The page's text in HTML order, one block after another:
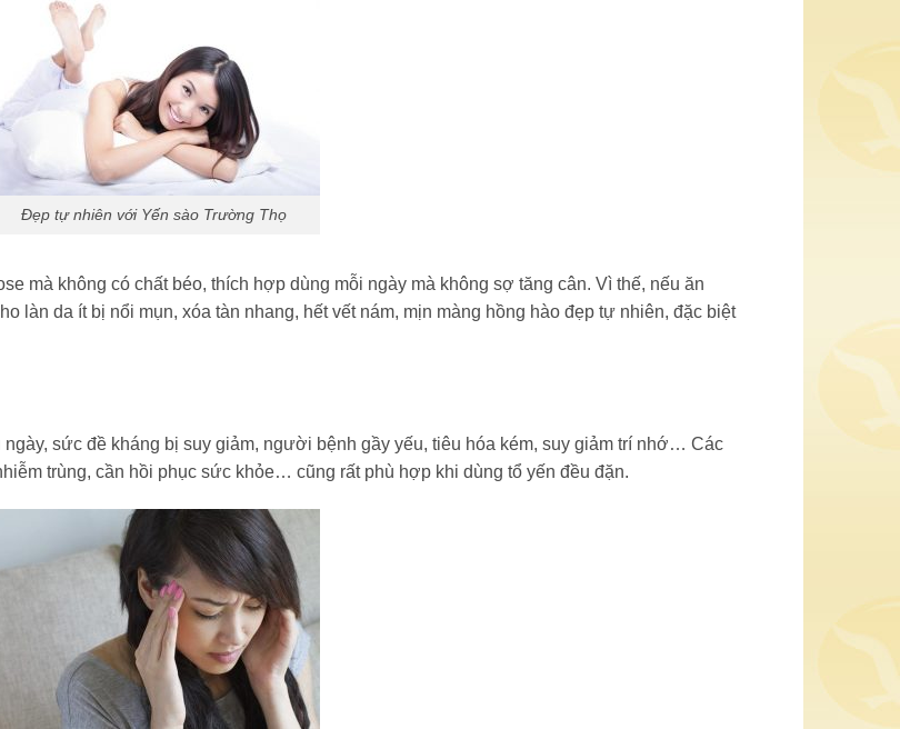
Đẹp tự nhiên với Yến sào Trường Thọ
mà không có chất béo, thích hợp dùng mỗi ngày mà không sợ tăng cân. Vì thế, nếu ăn
làn da ít bị nổi mụn, xóa tàn nhang, hết vết nám, mịn màng hồng hào đẹp tự nhiên, đặc biệt
sức đề kháng bị suy giảm, người bệnh gầy yếu, tiêu hóa kém, suy giảm trí nhớ… Các
trùng, cần hồi phục sức khỏe… cũng rất phù hợp khi dùng tổ yến đều đặn.